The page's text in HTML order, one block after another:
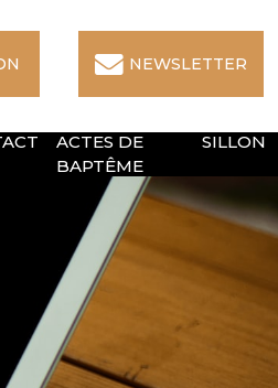
NEWSLETTER
ACTES DE
BAPTÊME
SILLON